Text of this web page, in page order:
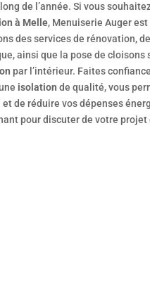
de l’année. Si vous
à Melle, Menuiserie Auger
des services de rénovation,
ainsi que la pose de cloisons
par l’intérieur. Faites
isolation de qualité, vous
de réduire vos dépenses
pour discuter de votre